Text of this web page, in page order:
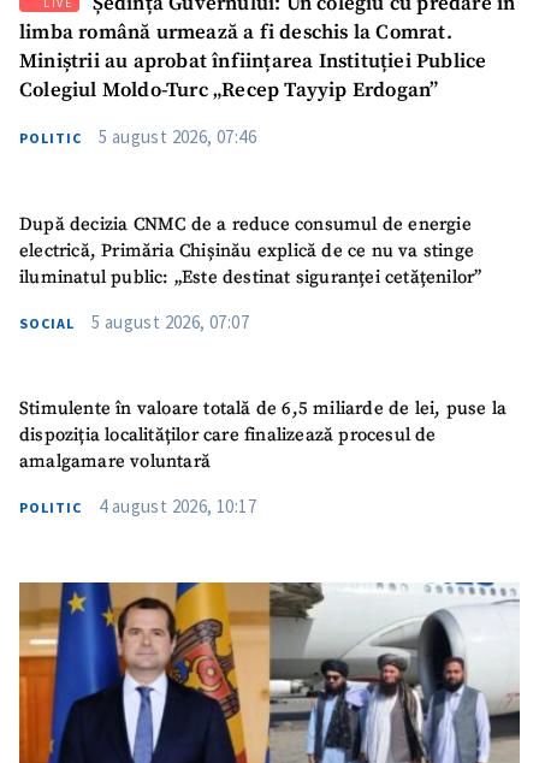
LIVE
limba română urmează a fi deschis la Comrat.
Miniștrii au aprobat înființarea Instituției Publice
Colegiul Moldo-Turc „Recep Tayyip Erdogan”
POLITIC 5 august 2026, 07:46
După decizia CNMC de a reduce consumul de energie
electrică, Primăria Chișinău explică de ce nu va stinge
iluminatul public: „Este destinat siguranței cetățenilor”
SOCIAL 5 august 2026, 07:07
Stimulente în valoare totală de 6,5 miliarde de lei, puse la
dispoziția localităților care finalizează procesul de
amalgamare voluntară
POLITIC 4 august 2026, 10:17